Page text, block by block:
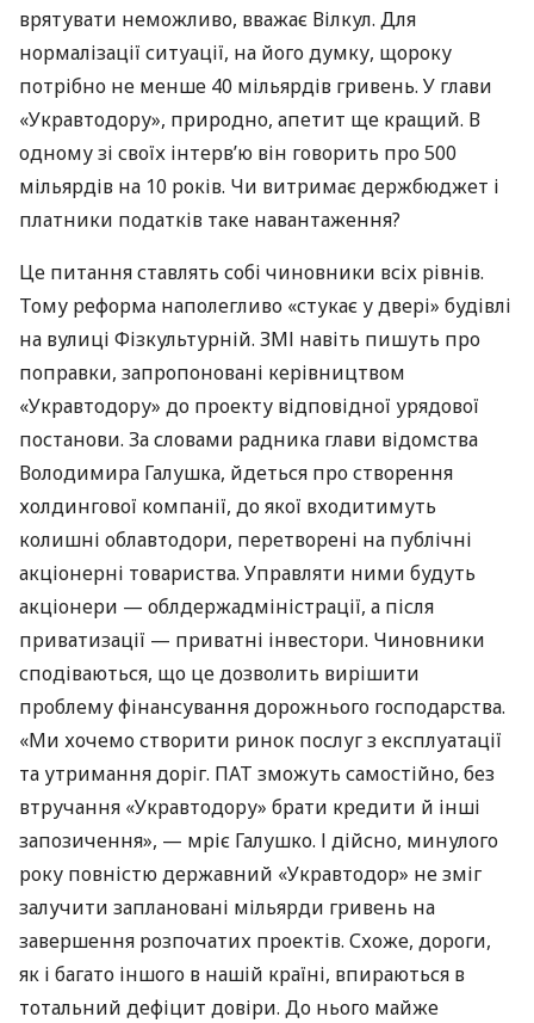
врятувати неможливо, вважає Вілкул. Для
нормалізації ситуації, на його думку, щороку
потрібно не менше 40 мільярдів гривень. У глави
«Укравтодору», природно, апетит ще кращий. В
одному зі своїх інтерв’ю він говорить про 500
мільярдів на 10 років. Чи витримає держбюджет і
платники податків таке навантаження?
Це питання ставлять собі чиновники всіх рівнів.
Тому реформа наполегливо «стукає у двері» будівлі
на вулиці Фізкультурній. ЗМІ навіть пишуть про
поправки, запропоновані керівництвом
«Укравтодору» до проекту відповідної урядової
постанови. За словами радника глави відомства
Володимира Галушка, йдеться про створення
холдингової компанії, до якої входитимуть
колишні облавтодори, перетворені на публічні
акціонерні товариства. Управляти ними будуть
акціонери — облдержадміністрації, а після
приватизації — приватні інвестори. Чиновники
сподіваються, що це дозволить вирішити
проблему фінансування дорожнього господарства.
«Ми хочемо створити ринок послуг з експлуатації
та утримання доріг. ПАТ зможуть самостійно, без
втручання «Укравтодору» брати кредити й інші
запозичення», — мріє Галушко. І дійсно, минулого
року повністю державний «Укравтодор» не зміг
залучити заплановані мільярди гривень на
завершення розпочатих проектів. Схоже, дороги,
як і багато іншого в нашій країні, впираються в
тотальний дефіцит довіри. До нього майже